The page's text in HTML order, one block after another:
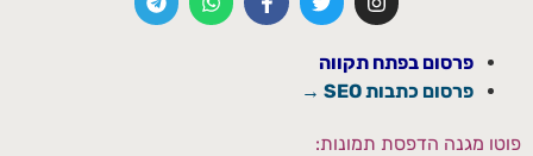
פרסום בפתח תקווה
פרסום כתבות SEO →
פוטו מגנה הדפסת תמונות: